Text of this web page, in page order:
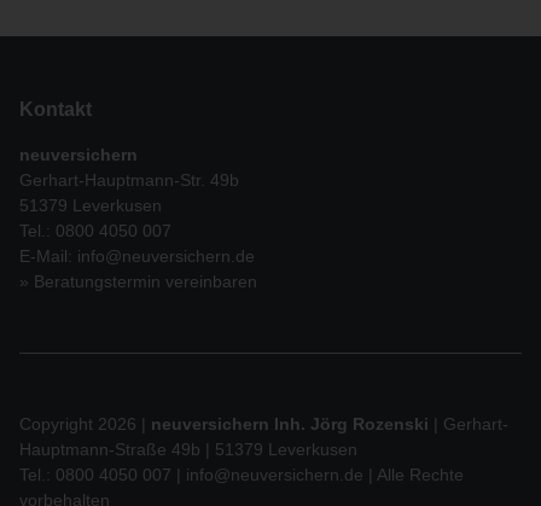
Kontakt
neuversichern
Gerhart-Hauptmann-Str. 49b
51379 Leverkusen
Tel.: 0800 4050 007
E-Mail: info@neuversichern.de
» Beratungstermin vereinbaren
Copyright 2026 | neuversichern Inh. Jörg Rozenski | Gerhart-
Hauptmann-Straße 49b | 51379 Leverkusen
Tel.: 0800 4050 007 | info@neuversichern.de | Alle Rechte
vorbehalten